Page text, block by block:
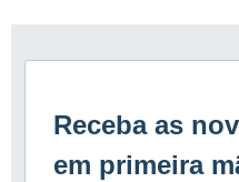
Receba as
em primeira